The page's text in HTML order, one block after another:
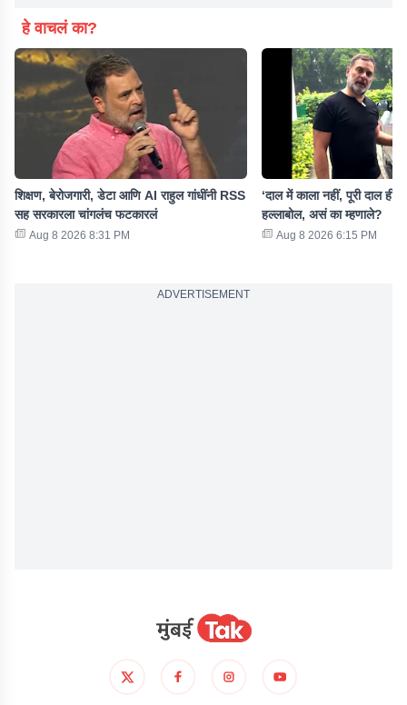
हे वाचलं का?
शिक्षण, बेरोजगारी, डेटा आणि AI राहुल गांधींनी RSS
सह सरकारला चांगलंच फटकारलं
Aug 8 2026 8:31 PM
‘दाल में काला नहीं, पूरी दाल
हल्लाबोल, असं का म्हणाले?
Aug 8 2026 6:15 PM
ADVERTISEMENT